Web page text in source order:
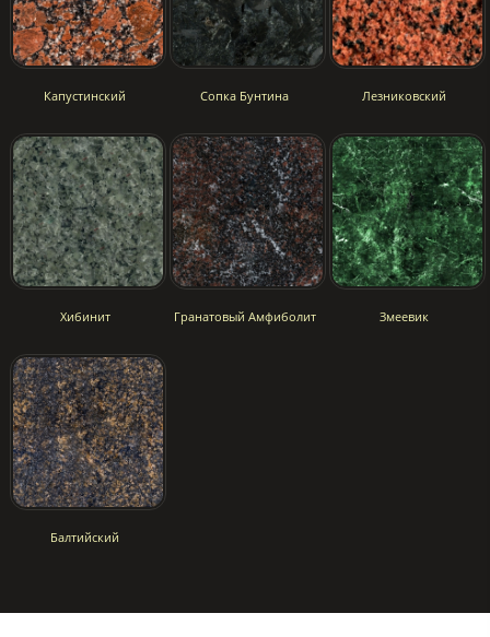
Капустинский Сопка Бунтина Лезниковский
Хибинит Гранатовый Амфиболит Змеевик
Балтийский